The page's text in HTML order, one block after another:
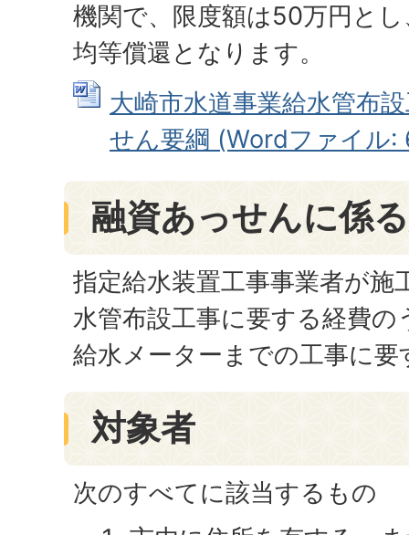
機関で、限度額は50万円と
均等償還となります。
大崎市水道事業給水管布
せん要綱 (Wordファイル:
融資あっせんに係
指定給水装置工事事業者が施
水管布設工事に要する経費の
給水メーターまでの工事に要
対象者
次のすべてに該当するもの